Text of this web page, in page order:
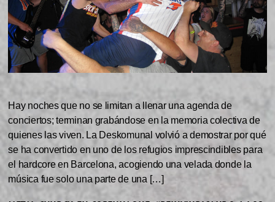
Hay noches que no se limitan a llenar una agenda de
conciertos; terminan grabándose en la memoria colectiva de
quienes las viven. La Deskomunal volvió a demostrar por qué
se ha convertido en uno de los refugios imprescindibles para
el hardcore en Barcelona, acogiendo una velada donde la
música fue solo una parte de una […]